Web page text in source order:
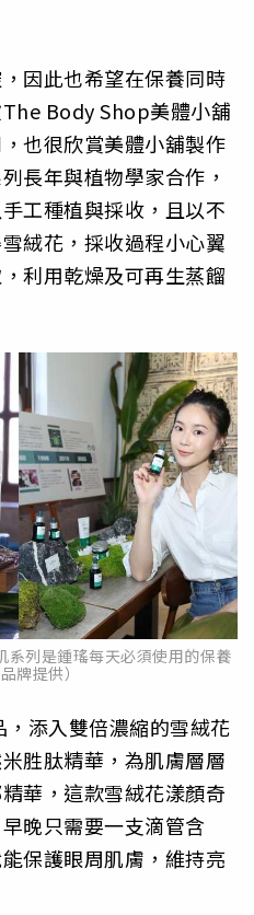
因此也希望在保養同時
Body Shop美體小舖
也很欣賞美體小舖製作
長年與植物學家合作，
工種植與採收，且以不
絨花，採收過程小心翼
利用乾燥及可再生蒸餾
列是鍾瑤每天必須使用的保養
牌提供）
添入雙倍濃縮的雪絨花
胜肽精華，為肌膚層層
華，這款雪絨花漾顏奇
晚只需要一支滴管含
保護眼周肌膚，維持亮